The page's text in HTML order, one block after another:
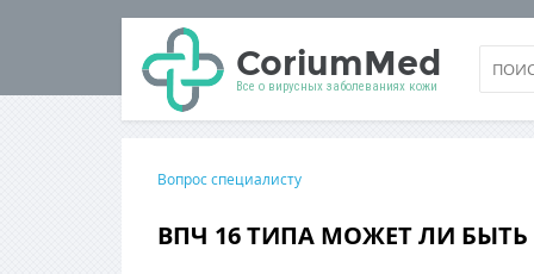
CoriumMed
Все о вирусных заболеваниях кожи
Вопрос специалисту
ВПЧ 16 ТИПА МОЖЕТ ЛИ
КАТЕГОРИИ САЙТА